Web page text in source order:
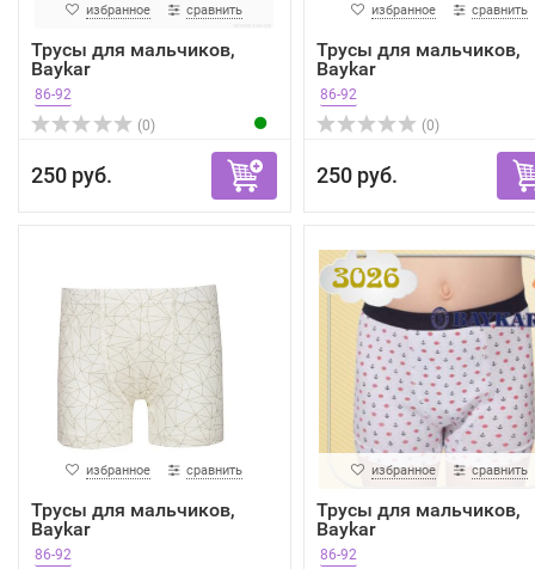
избранное сравнить
Трусы для мальчиков,
Baykar
86-92
(0)
250 руб.
избранное сравнить
Трусы для мальчиков,
Baykar
86-92
(0)
250 руб.
избранное сравнить
Трусы для мальчиков,
Baykar
86-92
избранное сравнить
Трусы для мальчиков,
Baykar
86-92